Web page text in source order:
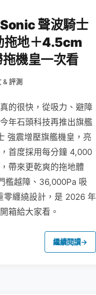
聲波騎士
拖地＋4.5cm
機皇一次看
& 評測
的很快，從吸力、避障
年石頭科技再推出旗艦
強震增壓旗艦機皇，亮
首度採用每分鐘 4,000
帶來更乾爽的拖地體
檻越障、36,000Pa 吸
零纏繞設計，是 2026 年
箱給大家看。
繼續閱讀→